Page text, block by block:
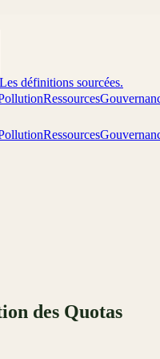
Les définitions sourcées.
Ressources
Ressources
des Quotas